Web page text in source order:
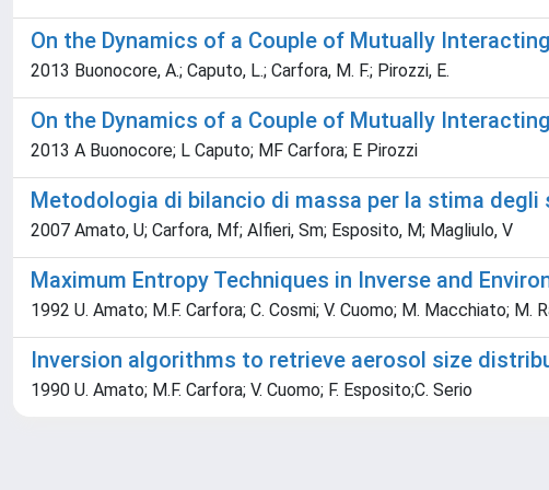
On the Dynamics of a Couple of Mutually
2013 Buonocore, A.; Caputo, L.; Carfora, M. F.; Pirozzi, E.
On the Dynamics of a Couple of Mutually
2013 A Buonocore; L Caputo; MF Carfora; E Pirozzi
Metodologia di bilancio di massa per la stima
2007 Amato, U; Carfora, Mf; Alfieri, Sm; Esposito, M; Magliulo, V
Maximum Entropy Techniques in Inverse and
1992 U. Amato; M.F. Carfora; C. Cosmi; V. Cuomo; M. Macchiato; M.
Inversion algorithms to retrieve aerosol size
1990 U. Amato; M.F. Carfora; V. Cuomo; F. Esposito;C. Serio